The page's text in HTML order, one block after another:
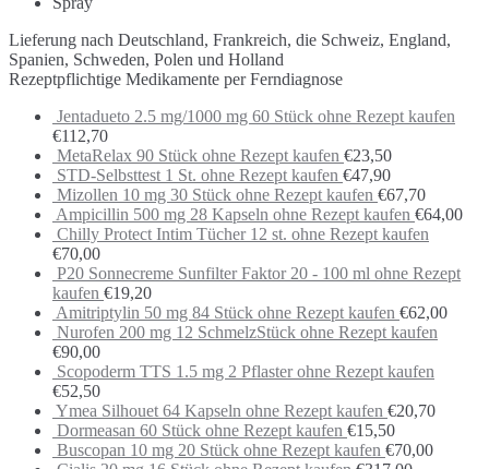
Lieferung nach Deutschland, Frankreich, die Schweiz, England,
Spanien, Schweden, Polen und Holland
Rezeptpflichtige Medikamente per Ferndiagnose
Jentadueto 2.5 mg/1000 mg 60 Stück ohne Rezept kaufen
€112,70
MetaRelax 90 Stück ohne Rezept kaufen €23,50
STD-Selbsttest 1 St. ohne Rezept kaufen €47,90
Mizollen 10 mg 30 Stück ohne Rezept kaufen €67,70
Ampicillin 500 mg 28 Kapseln ohne Rezept kaufen €64,00
Chilly Protect Intim Tücher 12 st. ohne Rezept kaufen
€70,00
P20 Sonnecreme Sunfilter Faktor 20 - 100 ml ohne Rezept
kaufen €19,20
Amitriptylin 50 mg 84 Stück ohne Rezept kaufen €62,00
Nurofen 200 mg 12 SchmelzStück ohne Rezept kaufen
€90,00
Scopoderm TTS 1.5 mg 2 Pflaster ohne Rezept kaufen
€52,50
Ymea Silhouet 64 Kapseln ohne Rezept kaufen €20,70
Dormeasan 60 Stück ohne Rezept kaufen €15,50
Buscopan 10 mg 20 Stück ohne Rezept kaufen €70,00